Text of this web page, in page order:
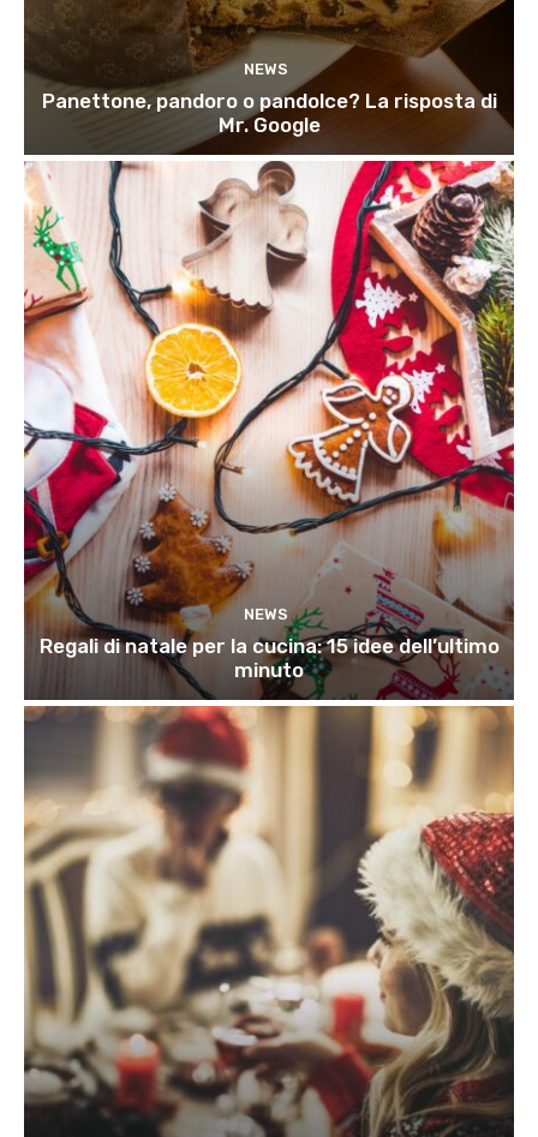
NEWS
Panettone, pandoro o pandolce? La risposta di
Mr. Google
NEWS
Regali di natale per la cucina: 15 idee dell’ultimo
minuto